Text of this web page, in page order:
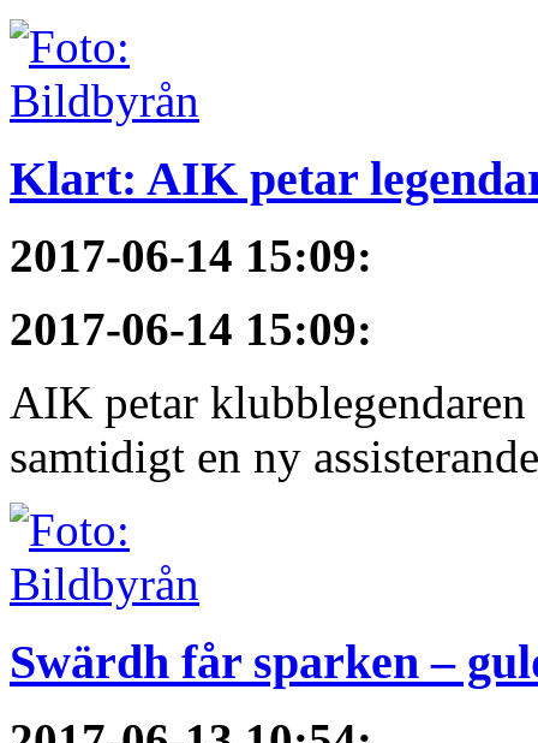
Klart: AIK petar
2017-06-14 15:09:
2017-06-14 15:09:
AIK petar
samtidigt en ny
Swärdh får sparken –